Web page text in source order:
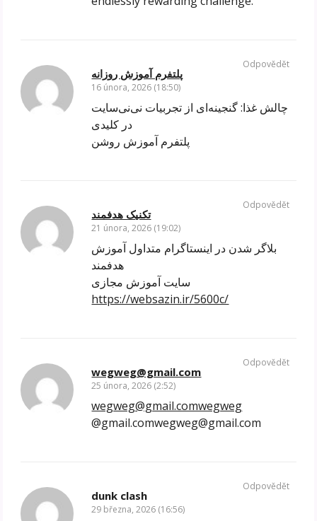
پلتفرم آموزش روزانه
16 února, 2026 (18:50)
چالش غذا: گنجینه‌ای از تجربیات نی‌نی‌سایت
در کلیدی
پلتفرم آموزش روشن
Odpovědět
تکنیک هدفمند
21 února, 2026 (19:02)
بلاگر شدن در اینستاگرام متداول آموزش
هدفمند
سایت آموزش مجازی
https://websazin.ir/5600c/
Odpovědět
wegweg@gmail.com
25 února, 2026 (2:52)
wegweg@gmail.comwegweg
@gmail.comwegweg@gmail.com
Odpovědět
dunk clash
29 března, 2026 (16:56)
Odpovědět